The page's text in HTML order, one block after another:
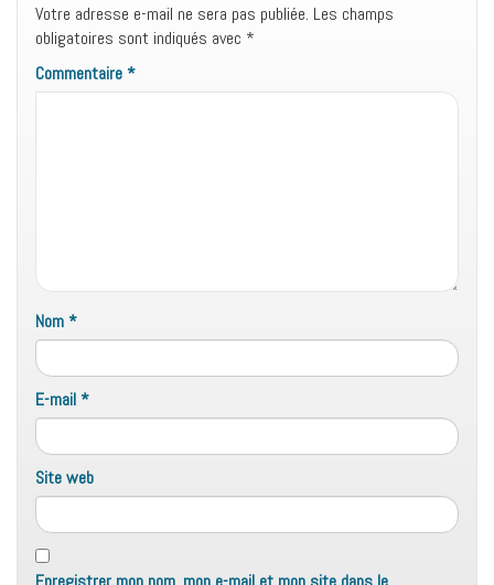
Votre adresse e-mail ne sera pas publiée. Les champs
obligatoires sont indiqués avec *
Commentaire*
Nom*
E-mail*
Site web